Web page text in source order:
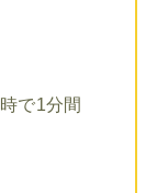
で1分間